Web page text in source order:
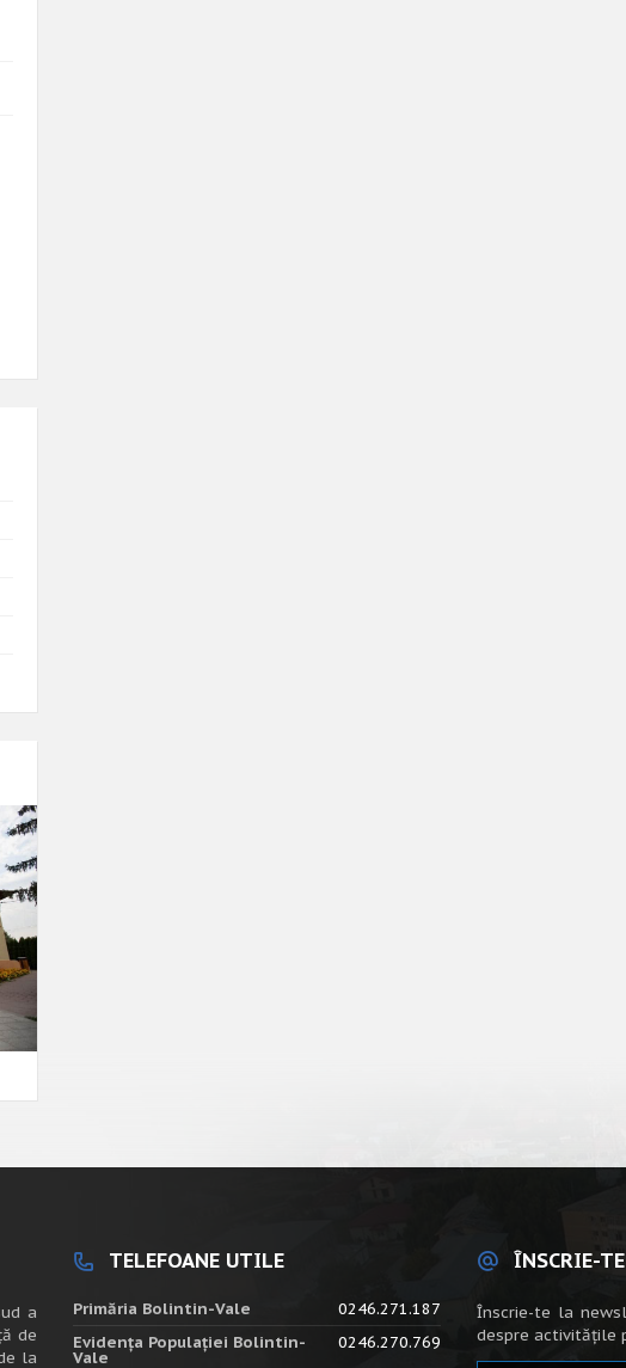
a
de
la
TELEFOANE UTILE
Primăria Bolintin-Vale
0246.271.187
Evidența Populației Bolintin-
Vale
0246.270.769
ÎNSCRIE-
Înscrie-te la
despre activitățile